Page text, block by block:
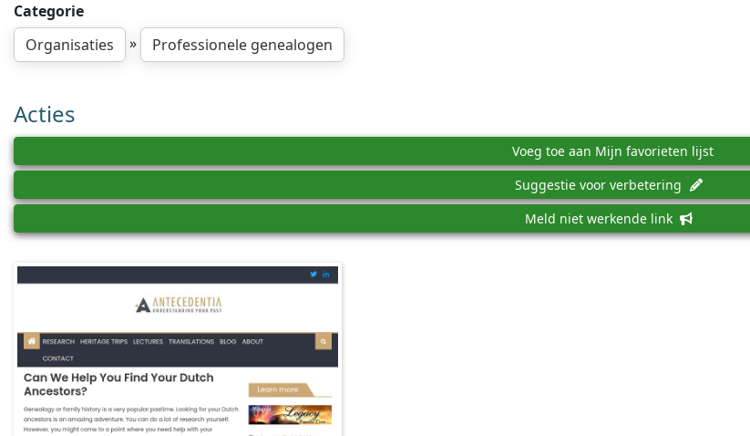
Categorie
Organisaties
» Professionele genealogen
Acties
Voeg toe aan Mijn favorieten lijst
Suggestie voor verbetering
Meld niet werkende link